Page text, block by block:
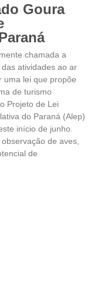
Goura
chamada a
atividades ao ar
uma lei que propõe
de turismo
Projeto de Lei
do Paraná (Alep)
início de junho.
de aves,
de